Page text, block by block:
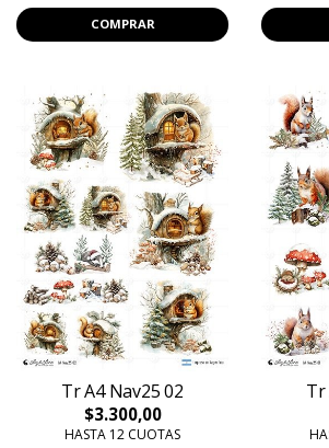
COMPRAR
Tr A4 Nav25 02
$3.300,00
HASTA 12 CUOTAS
Tr